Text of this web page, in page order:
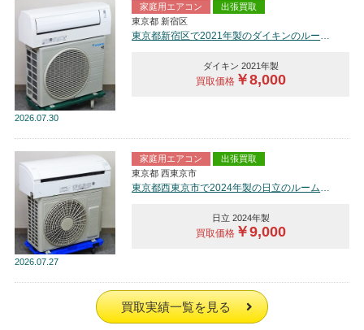
2026 07.30
家庭用エアコン
出張買取
東京都 新宿区
ダイキン 2021年製
買取価格￥8,000
2026 07.27
家庭用エアコン
出張買取
東京都 西東京市
日立 2024年製
買取価格￥9,000
買取実績一覧を見る